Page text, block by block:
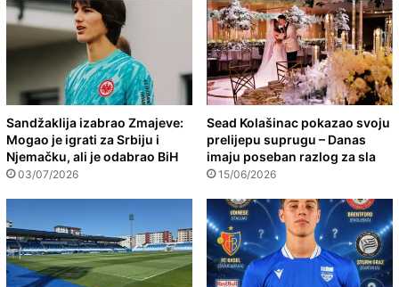
Sandžaklija izabrao Zmajeve:
Mogao je igrati za Srbiju i
Njemačku, ali je odabrao BiH
03/07/2026
Sead Kolašinac pokazao svoju
prelijepu suprugu – Danas
imaju poseban razlog za sla
15/06/2026